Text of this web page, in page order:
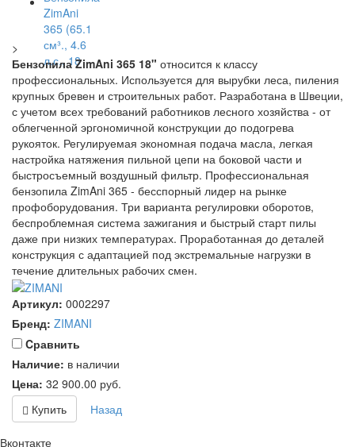
>
Бензопила ZimAni 365 18" относится к классу
профессиональных. Используется для вырубки леса, пиления
крупных бревен и строительных работ. Разработана в Швеции,
с учетом всех требований работников лесного хозяйства - от
облегченной эргономичной конструкции до подогрева
рукояток. Регулируемая экономная подача масла, легкая
настройка натяжения пильной цепи на боковой части и
быстросъемный воздушный фильтр. Профессиональная
бензопила ZimAni 365 - бесспорный лидер на рынке
профоборудования. Три варианта регулировки оборотов,
беспроблемная система зажигания и быстрый старт пилы
даже при низких температурах. Проработанная до деталей
конструкция с адаптацией под экстремальные нагрузки в
течение длительных рабочих смен.
Артикул: 0002297
Бренд: ZIMANI
Cравнить
Наличие: в наличии
Цена: 32 900.00 руб.
Купить
Назад
Вконтакте